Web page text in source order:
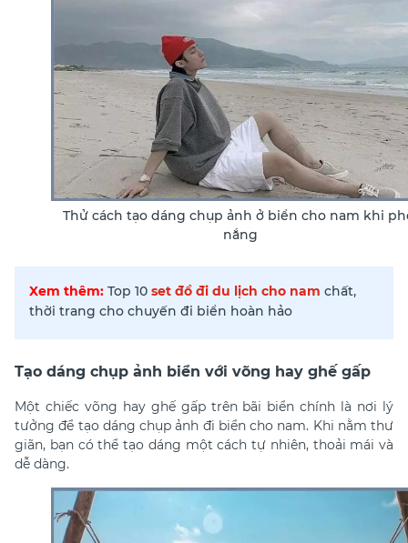
Thử cách tạo dáng chụp ảnh ở biển cho nam khi
nắng
Xem thêm: Top 10 set đồ đi du lịch cho nam chất,
thời trang cho chuyến đi biển hoàn hảo
Tạo dáng chụp ảnh biển với võng hay ghế gấp
Một chiếc võng hay ghế gấp trên bãi biển chính là nơi lý
tưởng để tạo dáng chụp ảnh đi biển cho nam. Khi nằm thư
giãn, bạn có thể tạo dáng một cách tự nhiên, thoải mái và
dễ dàng.